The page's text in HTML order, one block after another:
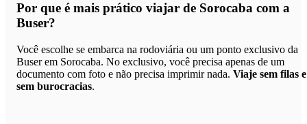
Por que é mais prático viajar de Sorocaba com a
Buser?
Você escolhe se embarca na rodoviária ou um ponto exclusivo da
Buser em Sorocaba. No exclusivo, você precisa apenas de um
documento com foto e não precisa imprimir nada. Viaje sem filas e
sem burocracias.